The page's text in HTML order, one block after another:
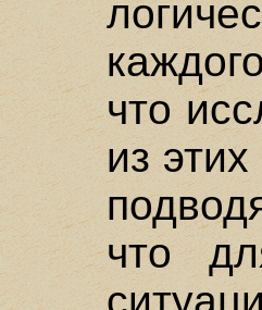
что
из
что